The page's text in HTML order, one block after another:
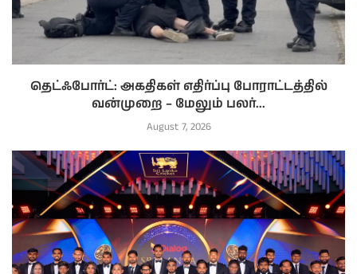
தெட்ஃபோர்ட்: அகதிகள் எதிர்ப்பு போராட்டத்தில்
வன்முறை – மேலும் பலர்...
August 7, 2026